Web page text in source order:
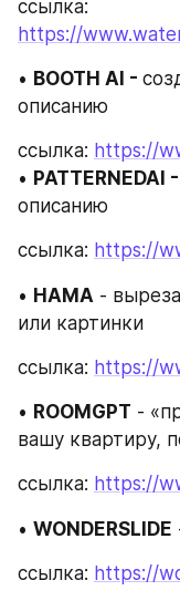
https://
• BOOTH AI -
описанию
ссылка: https://
• PATTERNEDAI -
описанию
ссылка: https://
• HAMA -
или картинки
ссылка: https://
• ROOMGPT -
вашу квартиру,
ссылка: https://
• WONDERSLIDE
ссылка: https://